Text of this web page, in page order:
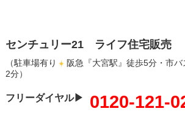
センチュリー21 ライフ住宅販売
（駐車場有り
阪急『大宮駅』徒歩5分・市
2分）
フリーダイヤル▶ 0120-121-